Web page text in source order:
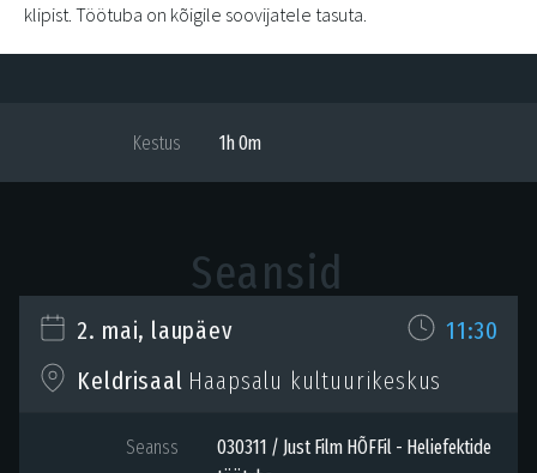
klipist. Töötuba on kõigile soovijatele tasuta.
Kestus 1h 0m
Seansid
2. mai, laupäev
11:30
Keldrisaal Haapsalu kultuurikeskus
Seanss
030311 / Just Film HÕFFil - Heliefektide